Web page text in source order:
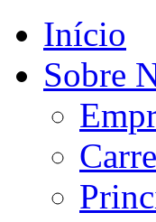
Início
Sobre